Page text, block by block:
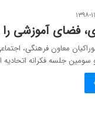
۱۱-۲۹
فضای آموزشی را
معاون فرهنگی،
جلسه فکرانه